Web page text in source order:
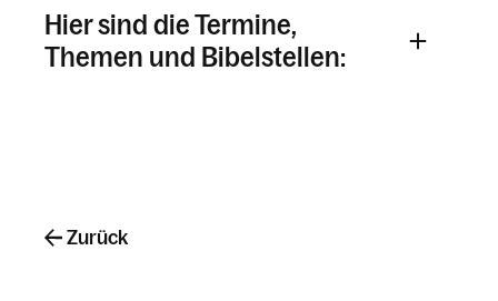
Hier sind die Termine,
Themen und Bibelstellen:
Zurück